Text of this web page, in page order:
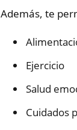
Además, te
Ejercicio
Salud
Cuidados